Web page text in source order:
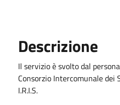
Descrizione
Il servizio è svolto dal
Consorzio Intercomunale dei
I.R.I.S.